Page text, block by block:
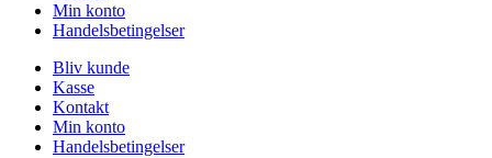
Min konto
Handelsbetingelser
Bliv kunde
Kasse
Kontakt
Min konto
Handelsbetingelser